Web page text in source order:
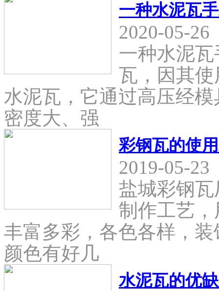
一种水泥瓦
2020-05-26
一种水泥
瓦，因其
水泥瓦，它通过高压经
密度大、强
彩钢瓦的使
2019-05-23
盐城彩钢
制作工艺
丰富多彩，各色各样，
颜色有好几
水泥瓦的优